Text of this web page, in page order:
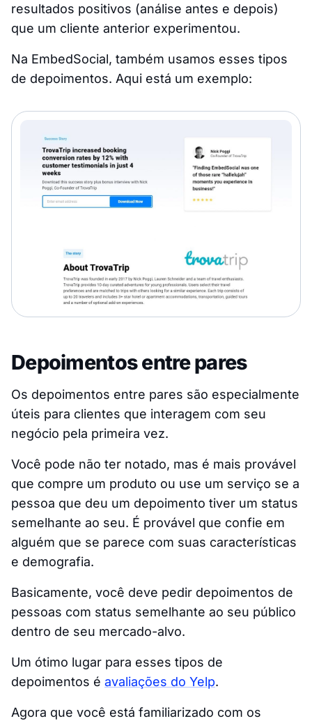
resultados positivos (análise antes e depois)
que um cliente anterior experimentou.
Na EmbedSocial, também usamos esses tipos
de depoimentos. Aqui está um exemplo:
Depoimentos entre pares
Os depoimentos entre pares são especialmente
úteis para clientes que interagem com seu
negócio pela primeira vez.
Você pode não ter notado, mas é mais provável
que compre um produto ou use um serviço se a
pessoa que deu um depoimento tiver um status
semelhante ao seu. É provável que confie em
alguém que se parece com suas características
e demografia.
Basicamente, você deve pedir depoimentos de
pessoas com status semelhante ao seu público
dentro de seu mercado-alvo.
Um ótimo lugar para esses tipos de
depoimentos é avaliações do Yelp.
Agora que você está familiarizado com os